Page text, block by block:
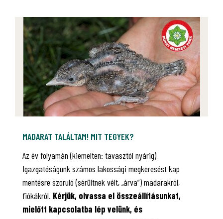
MADARAT TALÁLTAM! MIT TEGYEK?
Az év folyamán (kiemelten: tavasztól nyárig)
Igazgatóságunk számos lakossági megkeresést kap
mentésre szoruló (sérültnek vélt, „árva”) madarakról,
fiókákról. Kérjük, olvassa el összeállításunkat,
mielőtt kapcsolatba lép velünk, és